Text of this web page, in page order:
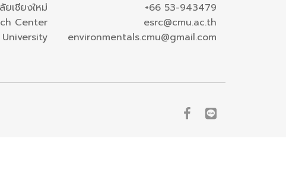
เชียงใหม่
Center
+66 53-943479
esrc@cmu.ac.th
environmentals.cmu@gmail.com